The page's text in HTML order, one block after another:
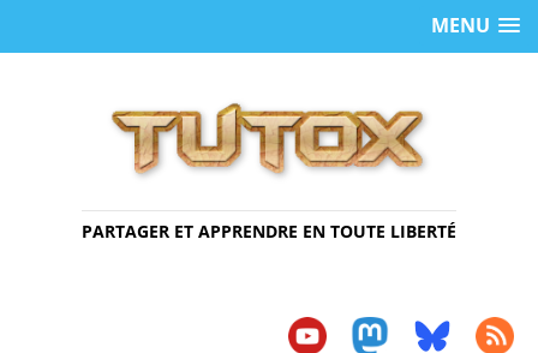
MENU
PARTAGER ET APPRENDRE EN TOUTE LIBERTÉ